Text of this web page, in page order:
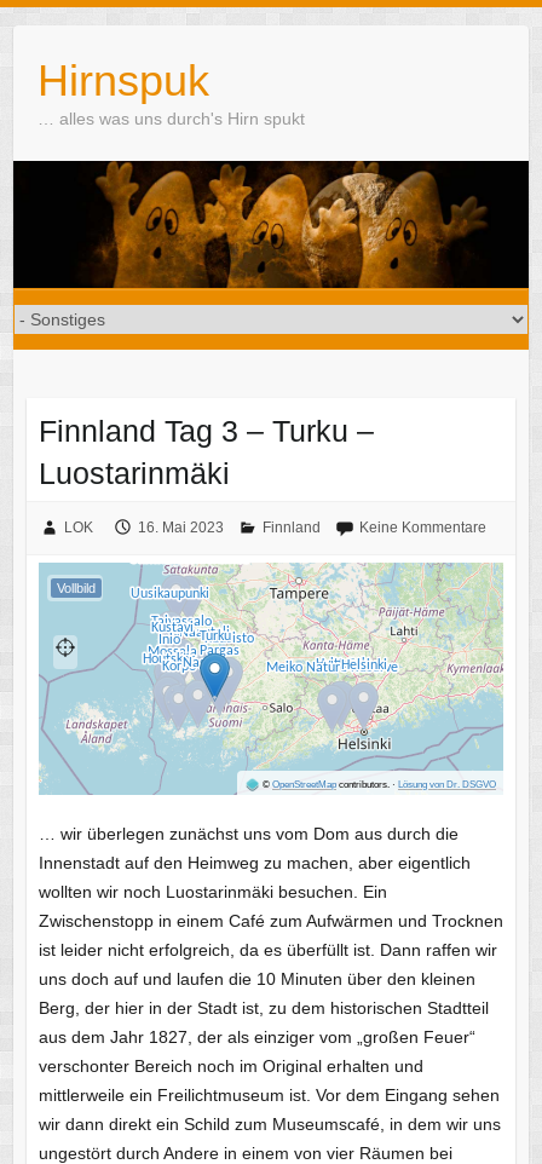
contentHirnspuk
… alles was uns durch's Hirn spukt
Finnland Tag 3 – Turku –
Luostarinmäki
LOK 16. Mai 2023 Finnland Keine Kommentare
© OpenStreetMap contributors. · Lösung von Dr. DSGVO
Vollbild
… wir überlegen zunächst uns vom Dom aus durch die
Innenstadt auf den Heimweg zu machen, aber eigentlich
wollten wir noch Luostarinmäki besuchen. Ein
Zwischenstopp in einem Café zum Aufwärmen und Trocknen
ist leider nicht erfolgreich, da es überfüllt ist. Dann raffen wir
uns doch auf und laufen die 10 Minuten über den kleinen
Berg, der hier in der Stadt ist, zu dem historischen Stadtteil
aus dem Jahr 1827, der als einziger vom „großen Feuer“
verschonter Bereich noch im Original erhalten und
mittlerweile ein Freilichtmuseum ist. Vor dem Eingang sehen
wir dann direkt ein Schild zum Museumscafé, in dem wir uns
ungestört durch Andere in einem von vier Räumen bei